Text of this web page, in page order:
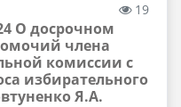
19
О досрочном
члена
комиссии с
избирательного
Я.А.